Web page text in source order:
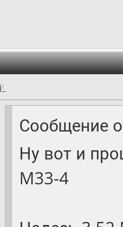
Сообщение
Ну вот и
M33-4